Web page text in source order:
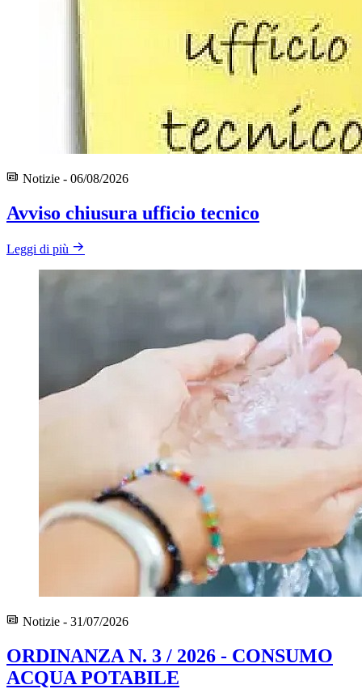
Notizie - 06/08/2026
Avviso chiusura ufficio tecnico
Leggi di più
Notizie - 31/07/2026
ORDINANZA N. 3 / 2026 - CONSUMO
ACQUA POTABILE